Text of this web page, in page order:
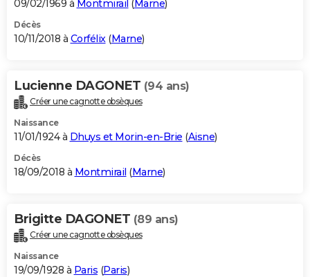
09/02/1969 à Montmirail ( Marne)
Décès
10/11/2018 à Corfélix(Marne)
Lucienne DAGONET (94 ans)
Créer une cagnotte obsèques
Naissance
11/01/1924 à Dhuys et Morin-en-Brie (Aisne)
Décès
18/09/2018 à Montmirail (Marne)
Brigitte DAGONET (89 ans)
Créer une cagnotte obsèques
Naissance
19/09/1928 à Paris (Paris)